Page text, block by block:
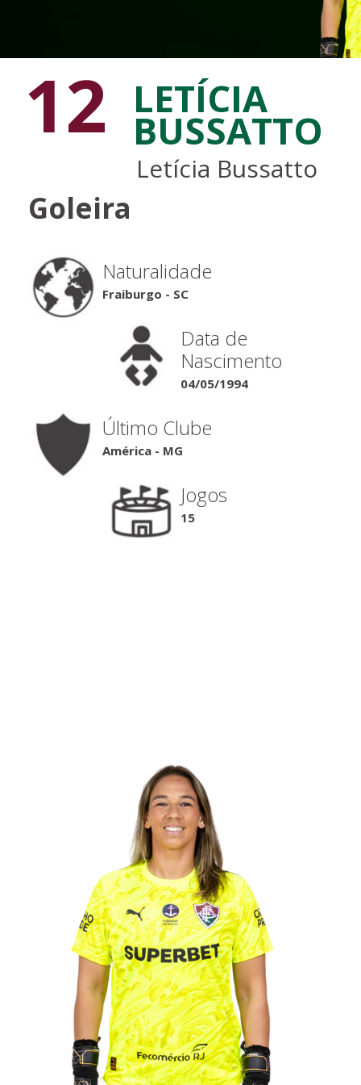
12 LETÍCIA
BUSSATTO
Letícia Bussatto
Goleira
Naturalidade
Fraiburgo - SC
Data de
Nascimento
04/05/1994
Último Clube
América - MG
Jogos
15